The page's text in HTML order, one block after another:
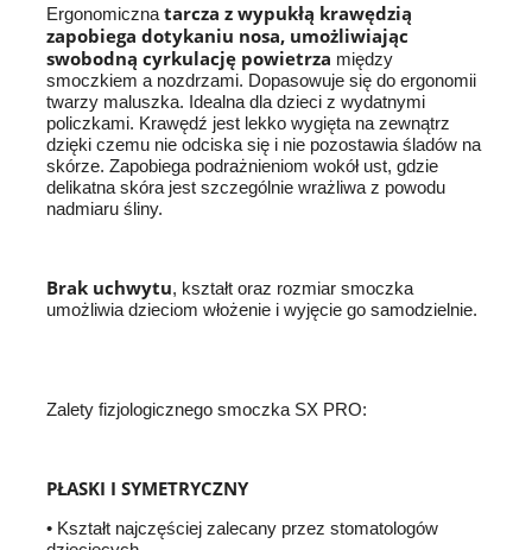
Ergonomicznatarcza z wypukłą krawędzią
zapobiega dotykaniu nosa, umożliwiając
swobodną cyrkulację powietrza między
smoczkiem a nozdrzami. Dopasowuje się do ergonomii
twarzy maluszka. Idealna dla dzieci z wydatnymi
policzkami. Krawędź jest lekko wygięta na zewnątrz
dzięki czemu nie odciska się i nie pozostawia śladów na
skórze. Zapobiega podrażnieniom wokół ust, gdzie
delikatna skóra jest szczególnie wrażliwa z powodu
nadmiaru śliny.
Brak uchwytu, kształt oraz rozmiar smoczka
umożliwia dzieciom włożenie i wyjęcie go samodzielnie.
Zalety fizjologicznego smoczka SX PRO:
PŁASKI I SYMETRYCZNY
• Kształt najczęściej zalecany przez stomatologów